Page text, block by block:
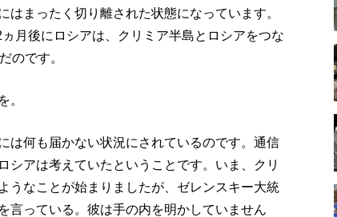
まったく切り離された状態になっています。
月後にロシアは、クリミア半島とロシアをつな
のです。
。
は何も届かない状況にされているのです。通信
シアは考えていたということです。いま、クリ
うなことが始まりましたが、ゼレンスキー大統
言っている。彼は手の内を明かしていません